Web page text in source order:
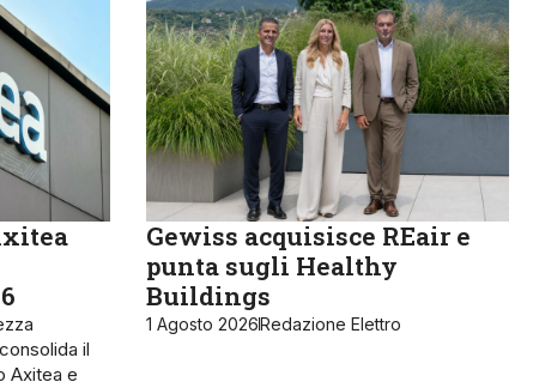
il
Axitea e
Gewiss acquisisce REair e
punta sugli Healthy
Buildings
1 Agosto 2026Redazione Elettro